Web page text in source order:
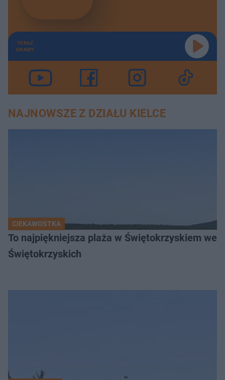
TERAZ
GRAMY
NAJNOWSZE Z DZIAŁU KIELCE
CIEKAWOSTKA
To najpiękniejsza plaża w Świętokrzyskiem
Świętokrzyskich